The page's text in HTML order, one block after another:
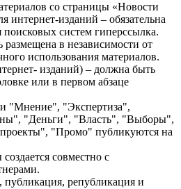
со страницы «Новости
интернет-изданий – обязательна
поисковых систем гиперссылка.
в независимости от
использования материалов.
изданий) – должна быть
или в первом абзаце
"Мнение", "Экспертиза",
"Деньги", "Власть", "Выборы",
"Промо" публикуются на
совместно с
републикация и